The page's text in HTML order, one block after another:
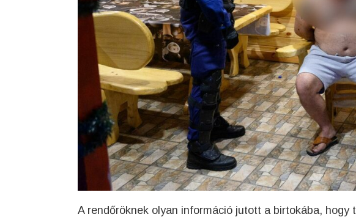
A rendőröknek olyan információ jutott a birtokába, hogy